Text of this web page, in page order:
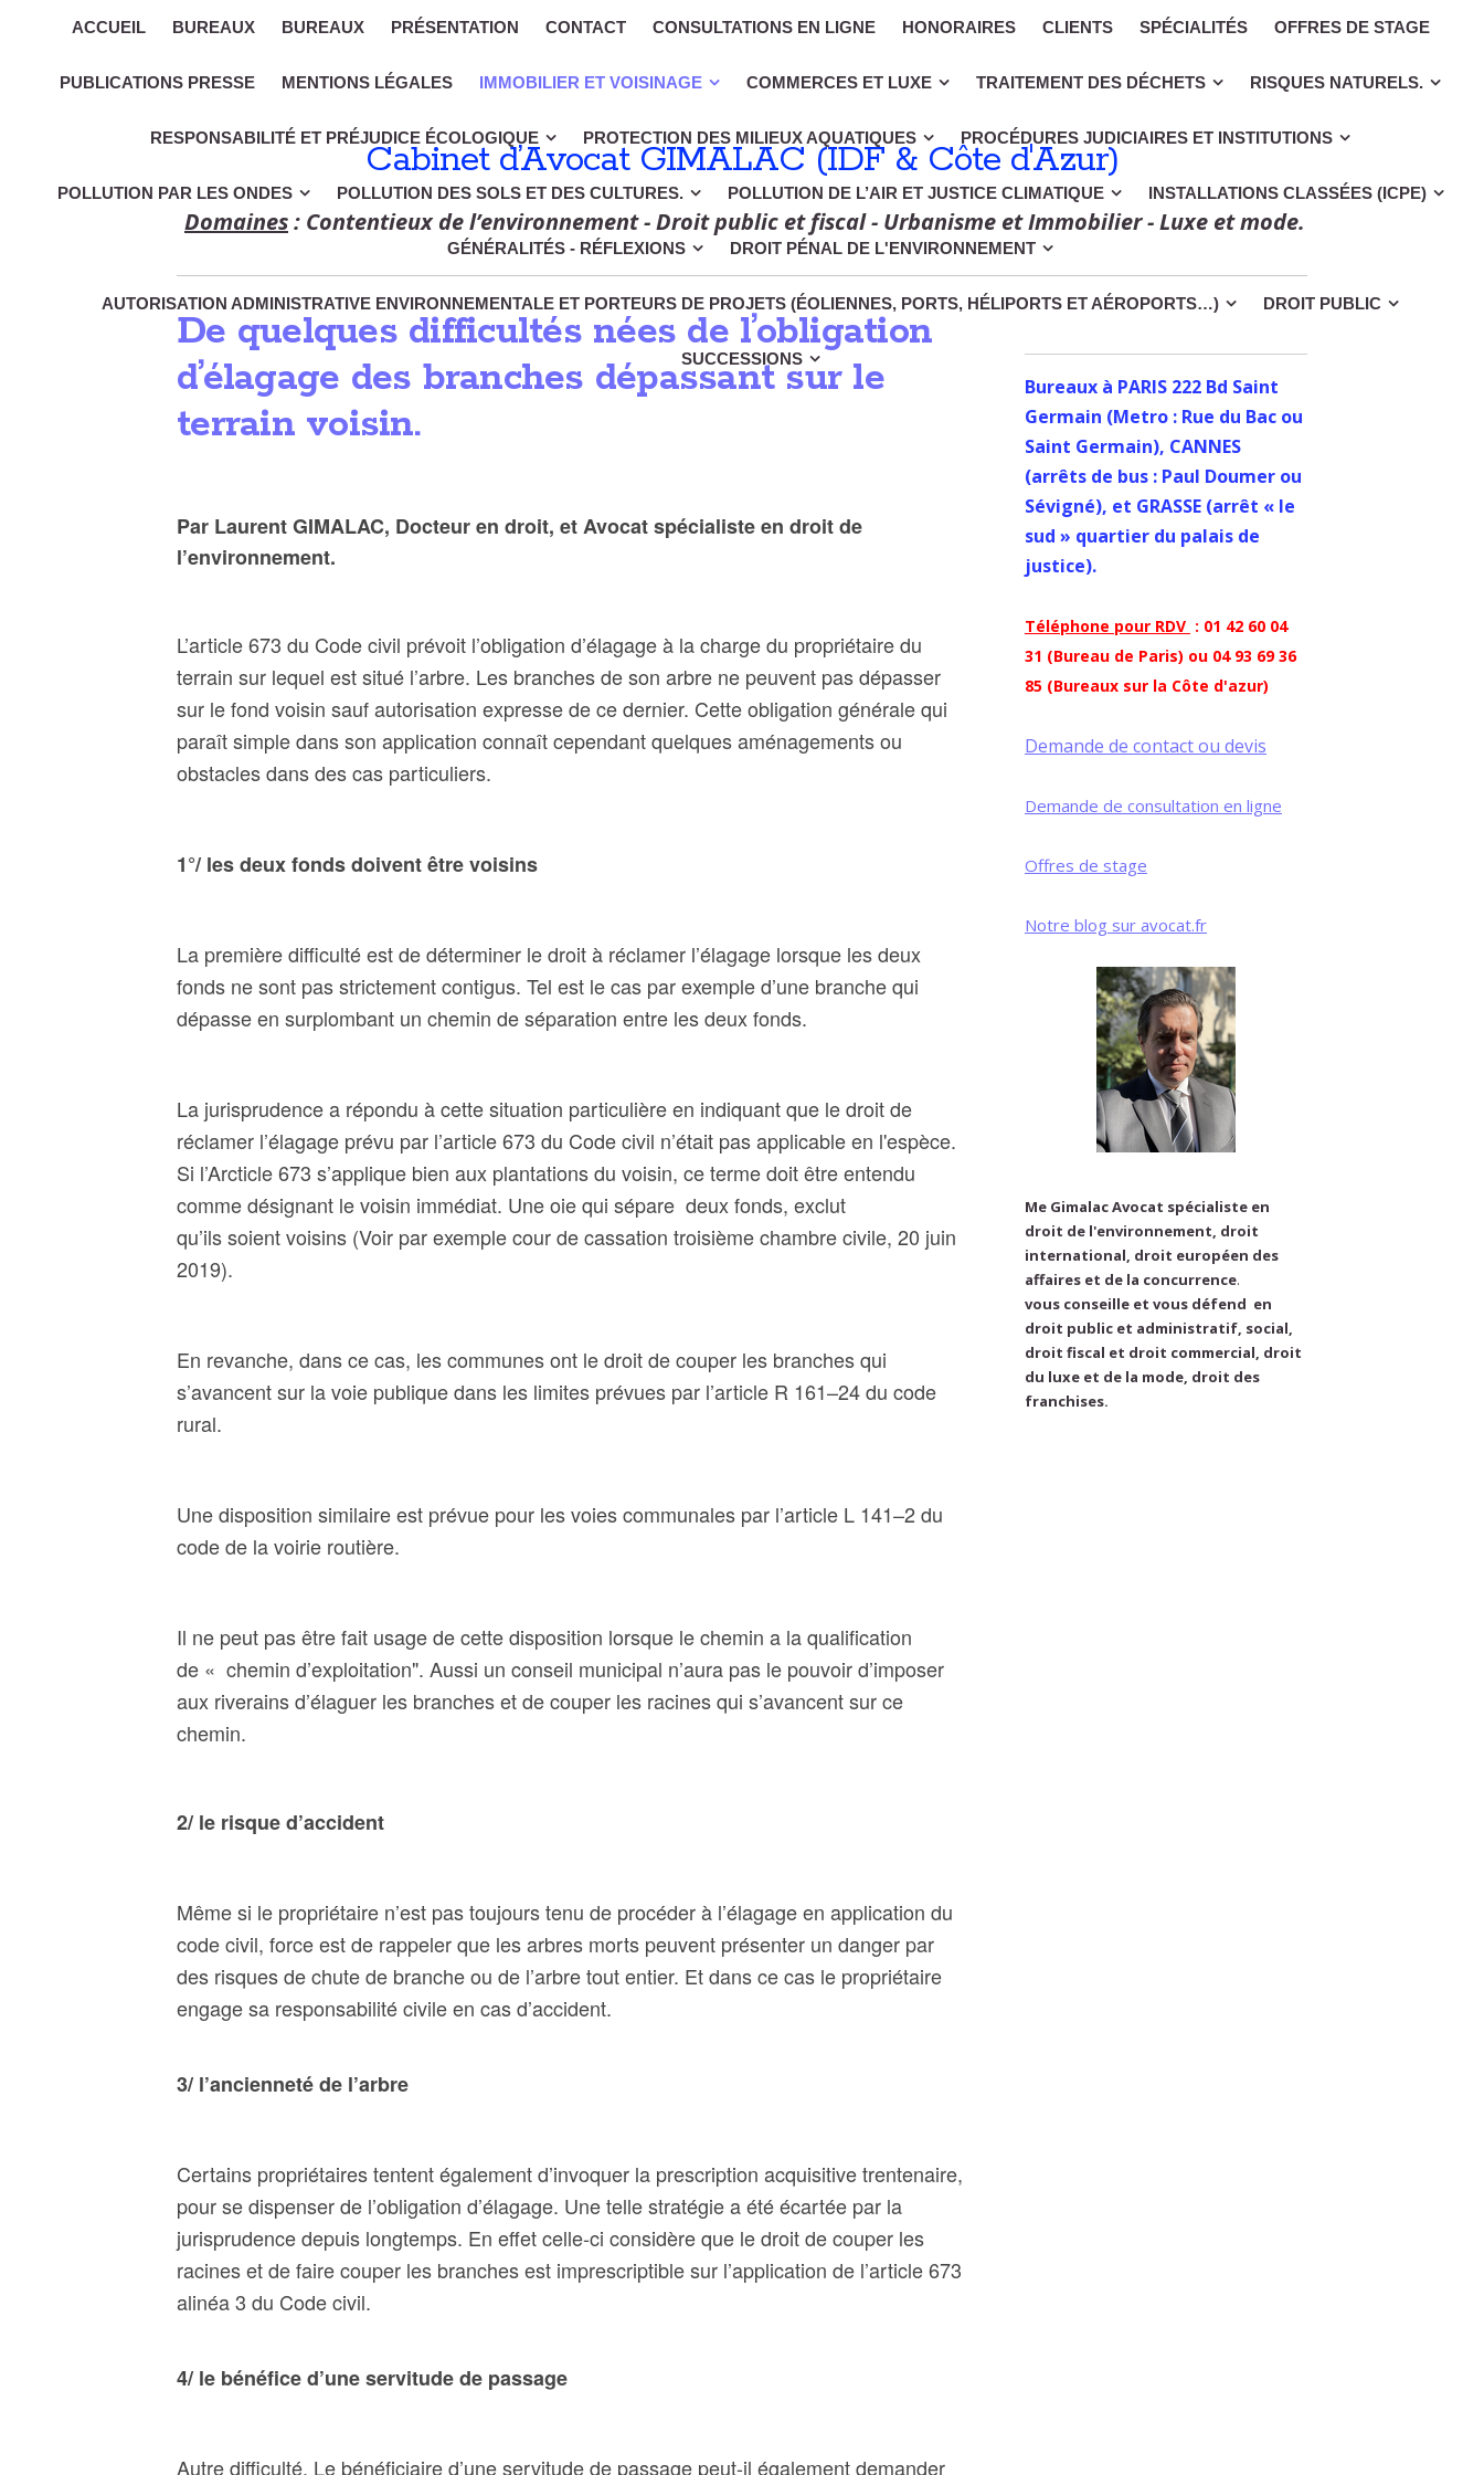
ACCUEIL BUREAUX BUREAUX PRÉSENTATION CONTACT CONSULTATIONS EN LIGNE HONORAIRES CLIENTS SPÉCIALITÉS OFFRES DE STAGE
PUBLICATIONS PRESSE MENTIONS LÉGALES IMMOBILIER ET VOISINAGE COMMERCES ET LUXE TRAITEMENT DES DÉCHETS RISQUES NATURELS.
RESPONSABILITÉ ET PRÉJUDICE ÉCOLOGIQUE PROTECTION DES MILIEUX AQUATIQUES PROCÉDURES JUDICIAIRES ET INSTITUTIONS
POLLUTION PAR LES ONDES POLLUTION DES SOLS ET DES CULTURES. POLLUTION DE L’AIR ET JUSTICE CLIMATIQUE INSTALLATIONS CLASSÉES (ICPE)
GÉNÉRALITÉS - RÉFLEXIONS DROIT PÉNAL DE L'ENVIRONNEMENT
AUTORISATION ADMINISTRATIVE ENVIRONNEMENTALE ET PORTEURS DE PROJETS (ÉOLIENNES, PORTS, HÉLIPORTS ET AÉROPORTS…) DROIT PUBLIC
SUCCESSIONS
Cabinet d’Avocat GIMALAC (IDF & Côte d'Azur)
Domaines: Contentieux de l’environnement - Droit public et fiscal - Urbanisme et Immobilier - Luxe et mode.
De quelques difficultés nées de l’obligation
d’élagage des branches dépassant sur le
terrain voisin.
Par Laurent GIMALAC, Docteur en droit, et Avocat spécialiste en droit de
l’environnement.
L’article 673 du Code civil prévoit l’obligation d’élagage à la charge du propriétaire du
terrain sur lequel est situé l’arbre. Les branches de son arbre ne peuvent pas dépasser
sur le fond voisin sauf autorisation expresse de ce dernier. Cette obligation générale qui
paraît simple dans son application connaît cependant quelques aménagements ou
obstacles dans des cas particuliers.
1°/ les deux fonds doivent être voisins
La première difficulté est de déterminer le droit à réclamer l’élagage lorsque les deux
fonds ne sont pas strictement contigus. Tel est le cas par exemple d’une branche qui
dépasse en surplombant un chemin de séparation entre les deux fonds.
La jurisprudence a répondu à cette situation particulière en indiquant que le droit de
réclamer l’élagage prévu par l’article 673 du Code civil n’était pas applicable en l'espèce.
Si l’Arcticle 673 s’applique bien aux plantations du voisin, ce terme doit être entendu
comme désignant le voisin immédiat. Une oie qui sépare deux fonds, exclut
qu’ils soient voisins (Voir par exemple cour de cassation troisième chambre civile, 20 juin
2019).
En revanche, dans ce cas, les communes ont le droit de couper les branches qui
s’avancent sur la voie publique dans les limites prévues par l’article R 161–24 du code
rural.
Une disposition similaire est prévue pour les voies communales par l’article L 141–2 du
code de la voirie routière.
Il ne peut pas être fait usage de cette disposition lorsque le chemin a la qualification
de « chemin d’exploitation". Aussi un conseil municipal n’aura pas le pouvoir d’imposer
aux riverains d’élaguer les branches et de couper les racines qui s’avancent sur ce
chemin.
2/ le risque d’accident
Même si le propriétaire n’est pas toujours tenu de procéder à l’élagage en application du
code civil, force est de rappeler que les arbres morts peuvent présenter un danger par
des risques de chute de branche ou de l’arbre tout entier. Et dans ce cas le propriétaire
engage sa responsabilité civile en cas d’accident.
3/ l’ancienneté de l’arbre
Certains propriétaires tentent également d’invoquer la prescription acquisitive trentenaire,
pour se dispenser de l’obligation d’élagage. Une telle stratégie a été écartée par la
jurisprudence depuis longtemps. En effet celle-ci considère que le droit de couper les
racines et de faire couper les branches est imprescriptible sur l’application de l’article 673
alinéa 3 du Code civil.
4/ le bénéfice d’une servitude de passage
Autre difficulté. Le bénéficiaire d’une servitude de passage peut-il également demander
Bureaux à PARIS 222 Bd Saint
Germain (Metro : Rue du Bac ou
Saint Germain), CANNES
(arrêts de bus : Paul Doumer ou
Sévigné), et GRASSE (arrêt « le
sud » quartier du palais de
justice).
Téléphone pour RDV : 01 42 60 04
31 (Bureau de Paris) ou 04 93 69 36
85 (Bureaux sur la Côte d'azur)
Demande de contact ou devis
Demande de consultation en ligne
Offres de stage
Notre blog sur avocat.fr
Me Gimalac Avocat spécialiste en
droit de l'environnement, droit
international, droit européen des
affaires et de la concurrence.
vous conseille et vous défend en
droit public et administratif, social,
droit fiscal et droit commercial, droit
du luxe et de la mode, droit des
franchises.